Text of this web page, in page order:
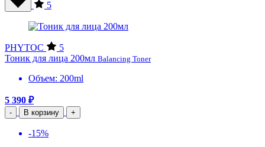
5
PHYTOC
5
Тоник для лица 200мл Balancing Toner
Объем: 200ml
5 390 ₽
- В корзину +
-15%